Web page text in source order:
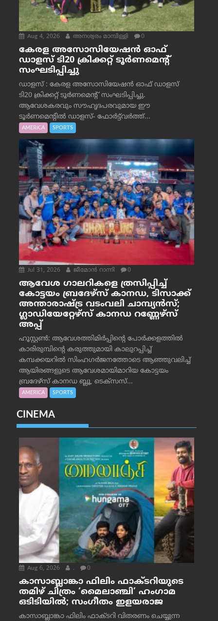
Aug 4, 2026 അനശ്വരം മാമ്പിള്ളി 0
കേരള അസോസിയേഷൻ ഓഫ്
ഡാളസ് ടി20 ക്രിക്കറ്റ് ടൂർണമെന്റ്
സംഘടിപ്പിച്ചു
ഡാളസ് : കേരള അസോസിയേഷൻ ഓഫ് ഡാളസ്
ടി20 ക്രിക്കറ്റ് ടൂർണമെന്റ് സംഘടിപ്പിച്ചു.
ആവേശകരവും സൗഹൃദപരവുമായ ഈ
ടൂർണമെന്റിൽ ഡാളസ്- ഫോർട്ട്‌വര്‍ത്ത്...
AMERICA SPORTS
Jul 31, 2026 ജീമോന്‍ റാന്നി 0
ആവേശ ഗാലറികളെ ത്രസിപ്പിച്ച്
കോട്ടയം ബ്രദേഴ്‌സ് കാനഡ, ടിസാക്ക്
അന്താരാഷ്ട്ര വടംവലി ചാമ്പ്യന്‍സ്;
ഗ്ലാഡിയേറ്റേഴ്‌സ് കാനഡ റണ്ണേഴ്‌സ്
അപ്പ്
ഹൂസ്റ്റണ്‍: ആവേശത്തിമിര്‍പ്പിന്റെ പോര്‍ക്കളത്തില്‍
കാരിരുമ്പിന്റെ കരുത്തുമായി കാലുറപ്പിച്ച്
കമ്പക്കയറില്‍ സിംഹഗര്‍ജനത്തോടെ ആഞ്ഞുവലിച്ച്
ആയിരങ്ങളുടെ ആവേശമായിമാറിയ കോട്ടയം
ബ്രദേഴ്‌സ് കാനഡ ബ്ലൂ, ടെക്‌സസ്...
AMERICA SPORTS
CINEMA
Aug 6, 2026 . 0
കാസാബ്ലാങ്കാ ഫിലിം ഫാക്ടറിയുടെ
തമിഴ് ചിത്രം ‘മൈലാഞ്ചി’ ഹംഗാമ
ഒടിടിയിൽ; സംഗീതം ഇളയരാജ
കാസാബ്ലാങ്കാ ഫിലിം ഫാക്ടറി വിതരണം ചെയ്യുന്ന